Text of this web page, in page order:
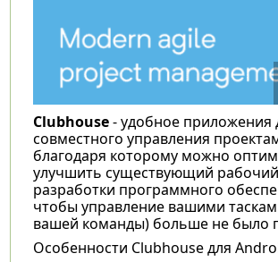
Clubhouse- удобное приложения
совместного управления
благодаря которому можно
улучшить существующий
разработки программного
чтобы управление вашими
вашей команды) больше не было
Особенности Clubhouse для